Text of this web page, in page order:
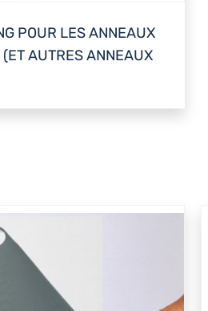
POUR LES ANNEAUX
AUTRES ANNEAUX